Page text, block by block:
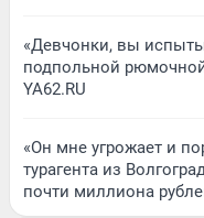
«Девчонки, вы
подпольной
YA62.RU
«Он мне угрожает и
турагента из
почти миллиона